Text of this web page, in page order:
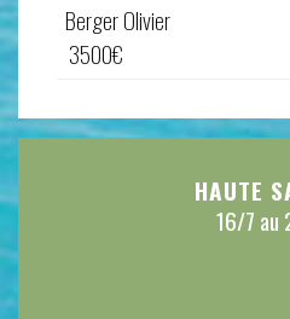
Berger
3500€
HAUTE
16/7 au